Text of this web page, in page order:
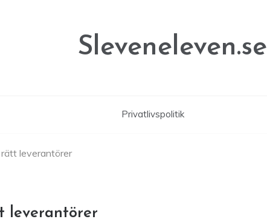
Sleveneleven.se
Privatlivspolitik
leverantörer
leverantörer